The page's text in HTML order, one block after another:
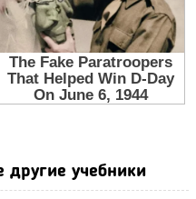
учебники